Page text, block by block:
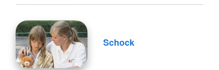
Schock